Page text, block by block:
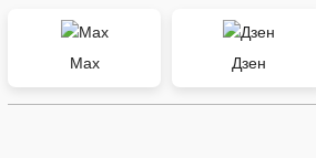
Max Дзен